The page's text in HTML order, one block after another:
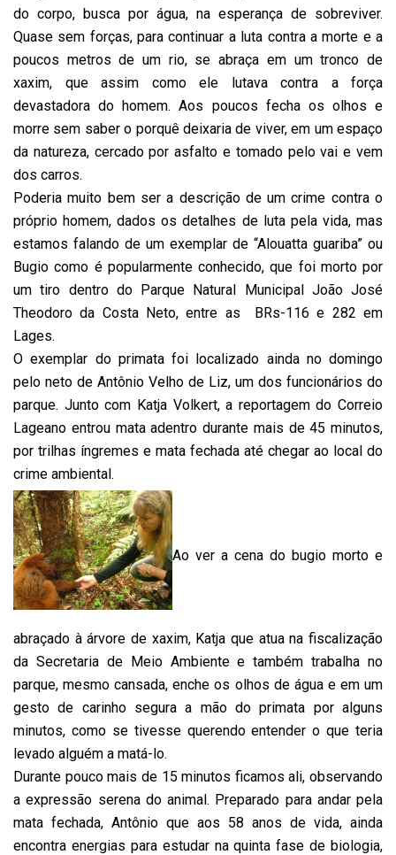
do corpo, busca por água, na esperança de sobreviver.
Quase sem forças, para continuar a luta contra a morte e a
poucos metros de um rio, se abraça em um tronco de
xaxim, que assim como ele lutava contra a força
devastadora do homem. Aos poucos fecha os olhos e
morre sem saber o porquê deixaria de viver, em um espaço
da natureza, cercado por asfalto e tomado pelo vai e vem
dos carros.
Poderia muito bem ser a descrição de um crime contra o
próprio homem, dados os detalhes de luta pela vida, mas
estamos falando de um exemplar de “Alouatta guariba” ou
Bugio como é popularmente conhecido, que foi morto por
um tiro dentro do Parque Natural Municipal João José
Theodoro da Costa Neto, entre as BRs-116 e 282 em
Lages.
O exemplar do primata foi localizado ainda no domingo
pelo neto de Antônio Velho de Liz, um dos funcionários do
parque. Junto com Katja Volkert, a reportagem do Correio
Lageano entrou mata adentro durante mais de 45 minutos,
por trilhas íngremes e mata fechada até chegar ao local do
crime ambiental.
Ao ver a cena do bugio morto e
abraçado à árvore de xaxim, Katja que atua na fiscalização
da Secretaria de Meio Ambiente e também trabalha no
parque, mesmo cansada, enche os olhos de água e em um
gesto de carinho segura a mão do primata por alguns
minutos, como se tivesse querendo entender o que teria
levado alguém a matá-lo.
Durante pouco mais de 15 minutos ficamos ali, observando
a expressão serena do animal. Preparado para andar pela
mata fechada, Antônio que aos 58 anos de vida, ainda
encontra energias para estudar na quinta fase de biologia,